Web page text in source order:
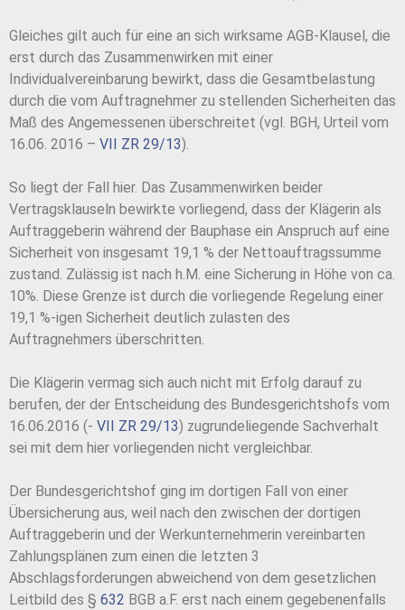
Gleiches gilt auch für eine an sich wirksame AGB-Klausel, die
erst durch das Zusammenwirken mit einer
Individualvereinbarung bewirkt, dass die Gesamtbelastung
durch die vom Auftragnehmer zu stellenden Sicherheiten das
Maß des Angemessenen überschreitet (vgl. BGH, Urteil vom
16.06. 2016 – VII ZR 29/13).
So liegt der Fall hier. Das Zusammenwirken beider
Vertragsklauseln bewirkte vorliegend, dass der Klägerin als
Auftraggeberin während der Bauphase ein Anspruch auf eine
Sicherheit von insgesamt 19,1 % der Nettoauftragssumme
zustand. Zulässig ist nach h.M. eine Sicherung in Höhe von ca.
10%. Diese Grenze ist durch die vorliegende Regelung einer
19,1 %-igen Sicherheit deutlich zulasten des
Auftragnehmers überschritten.
Die Klägerin vermag sich auch nicht mit Erfolg darauf zu
berufen, der der Entscheidung des Bundesgerichtshofs vom
16.06.2016 (- VII ZR 29/13) zugrundeliegende Sachverhalt
sei mit dem hier vorliegenden nicht vergleichbar.
Der Bundesgerichtshof ging im dortigen Fall von einer
Übersicherung aus, weil nach den zwischen der dortigen
Auftraggeberin und der Werkunternehmerin vereinbarten
Zahlungsplänen zum einen die letzten 3
Abschlagsforderungen abweichend von dem gesetzlichen
Leitbild des § 632 BGB a.F. erst nach einem gegebenenfalls